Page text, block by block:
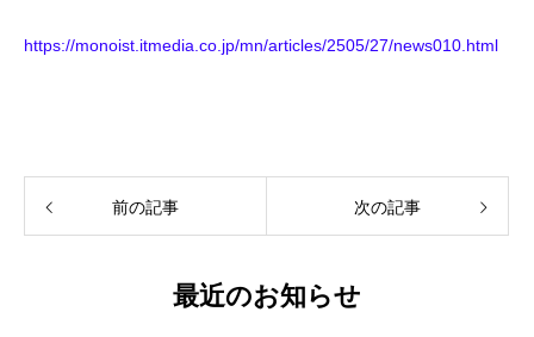
https://monoist.itmedia.co.jp/mn/articles/2505/27/news010.html
前の記事 次の記事
最近のお知らせ